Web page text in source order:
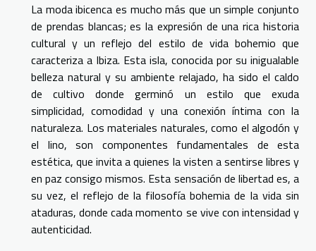
La moda ibicenca es mucho más que un simple conjunto
de prendas blancas; es la expresión de una rica historia
cultural y un reflejo del estilo de vida bohemio que
caracteriza a Ibiza. Esta isla, conocida por su inigualable
belleza natural y su ambiente relajado, ha sido el caldo
de cultivo donde germinó un estilo que exuda
simplicidad, comodidad y una conexión íntima con la
naturaleza. Los materiales naturales, como el algodón y
el lino, son componentes fundamentales de esta
estética, que invita a quienes la visten a sentirse libres y
en paz consigo mismos. Esta sensación de libertad es, a
su vez, el reflejo de la filosofía bohemia de la vida sin
ataduras, donde cada momento se vive con intensidad y
autenticidad.